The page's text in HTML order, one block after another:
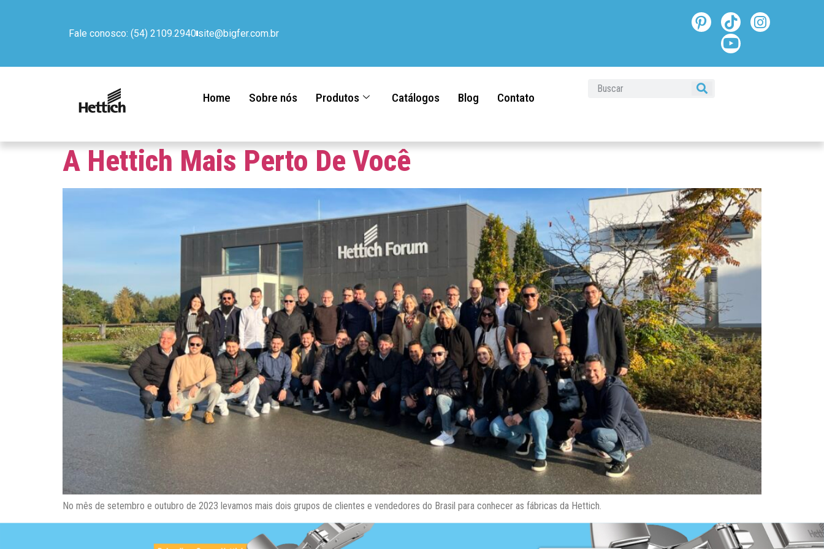
Fale conosco: (54) 2109.2940site@bigfer.com.br
Home Sobre nós Produtos Catálogos Blog Contato
A Hettich Mais Perto De Você
No mês de setembro e outubro de 2023 levamos mais dois grupos de clientes e vendedores do Brasil para conhecer as fábricas da Hettich.